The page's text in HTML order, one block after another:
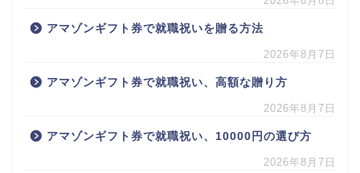
アマゾンギフト券で就職祝いを贈る方法
2026年8月7日
アマゾンギフト券で就職祝い、高額な贈り方
2026年8月7日
アマゾンギフト券で就職祝い、10000円の選び方
2026年8月7日